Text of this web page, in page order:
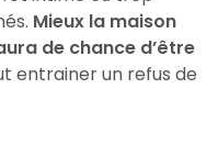
Mieux la maison
de chance d’être
entrainer un refus de